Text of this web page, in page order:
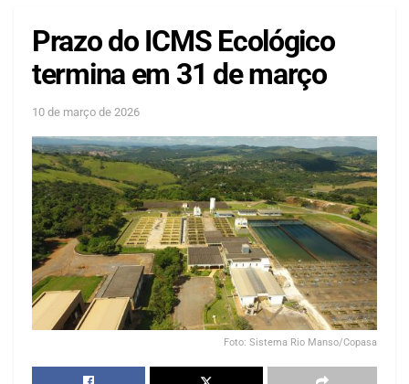
Prazo do ICMS Ecológico
termina em 31 de março
10 de março de 2026
Foto: Sistema Rio Manso/Copasa